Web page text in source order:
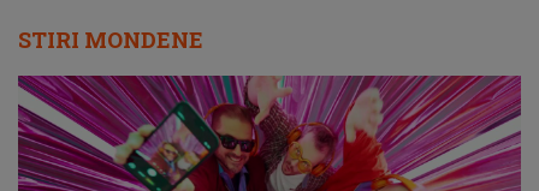
STIRI MONDENE